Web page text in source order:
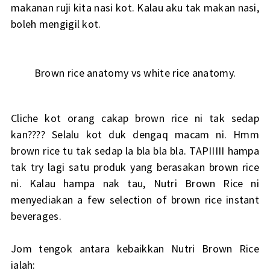
makanan ruji kita nasi kot. Kalau aku tak makan nasi,
boleh mengigil kot.
Brown rice anatomy vs white rice anatomy.
Cliche kot orang cakap brown rice ni tak sedap
kan???? Selalu kot duk dengaq macam ni. Hmm
brown rice tu tak sedap la bla bla bla. TAPIIIII hampa
tak try lagi satu produk yang berasakan brown rice
ni. Kalau hampa nak tau, Nutri Brown Rice ni
menyediakan a few selection of brown rice instant
beverages.
Jom tengok antara kebaikkan Nutri Brown Rice
ialah: